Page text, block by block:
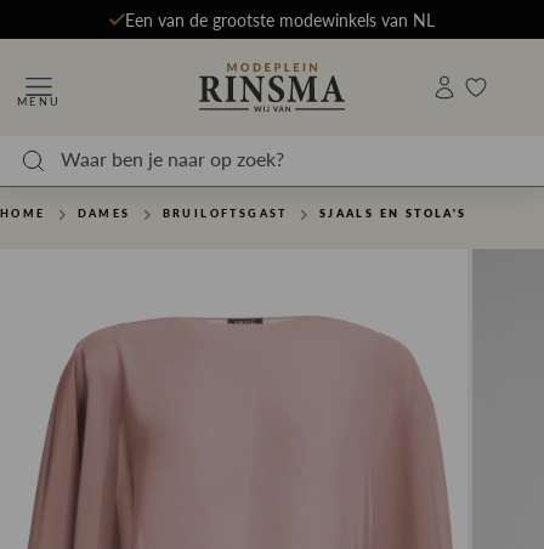
Een van de grootste modewinkels van NL
MENU
HOME DAMES BRUILOFTSGAST SJAALS EN STOLA'S